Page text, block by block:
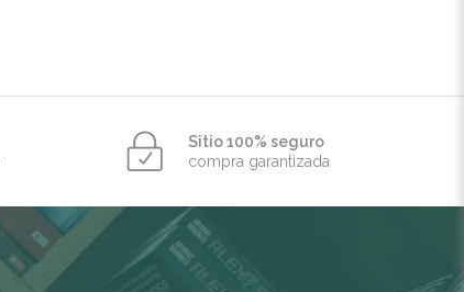
Sitio 100% seguro
compra garantizada